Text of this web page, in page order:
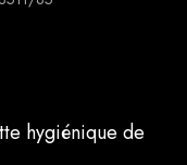
hygiénique de